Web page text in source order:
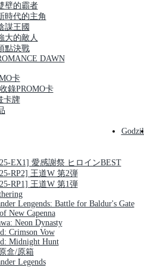
壁的霸者
時代的主角
謀王國
大的敵人
點決戰
DAWN
卡
錄PROMO卡
卡牌
EX1] 愛感謝祭 ヒロインBEST
RP2] 王道W 第2弾
RP1] 王道W 第1弾
Lengends: Battle for Baldur's Gate
New Capenna
Neon Dynasty
Crimson Vow
Midnight Hunt
盒/原箱
Legends